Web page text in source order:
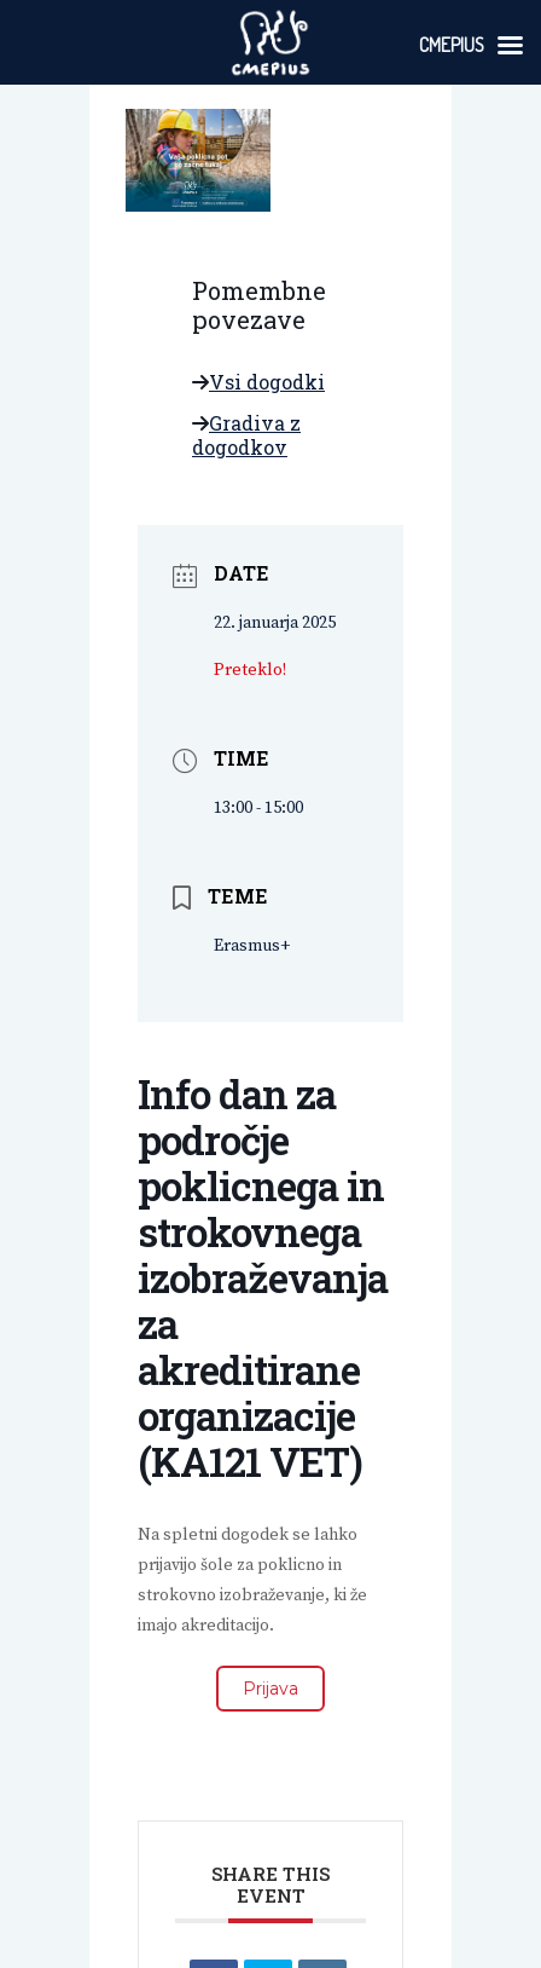
Pomembne
povezave
Vsi dogodki
Gradiva z
dogodkov
DATE
22. januarja 2025
Preteklo!
TIME
13:00 - 15:00
TEME
Erasmus+
Info dan za
področje
poklicnega in
strokovnega
izobraževanja
za
akreditirane
organizacije
(KA121 VET)
Na spletni dogodek se lahko
prijavijo šole za poklicno in
strokovno izobraževanje, ki že
imajo akreditacijo.
Prijava
SHARE THIS
EVENT
CMEPIUS